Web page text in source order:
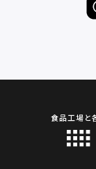
食品工場と